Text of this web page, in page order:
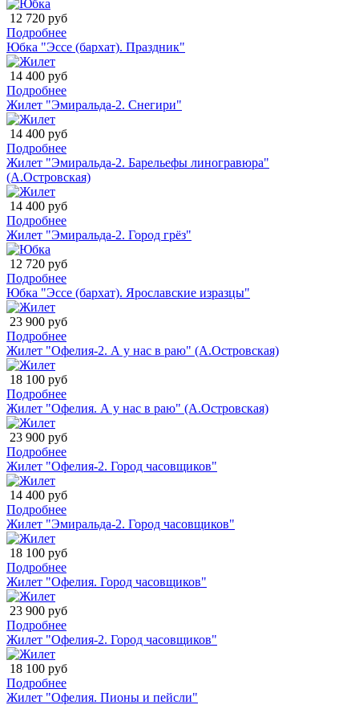
12 720 руб
Подробнее
Юбка "Эссе (бархат). Праздник"
14 400 руб
Подробнее
Жилет "Эмиральда-2. Снегири"
14 400 руб
Подробнее
Жилет "Эмиральда-2. Барельефы линогравюра"
(А.Островская)
14 400 руб
Подробнее
Жилет "Эмиральда-2. Город грёз"
12 720 руб
Подробнее
Юбка "Эссе (бархат). Ярославские изразцы"
23 900 руб
Подробнее
Жилет "Офелия-2. А у нас в раю" (А.Островская)
18 100 руб
Подробнее
Жилет "Офелия. А у нас в раю" (А.Островская)
23 900 руб
Подробнее
Жилет "Офелия-2. Город часовщиков"
14 400 руб
Подробнее
Жилет "Эмиральда-2. Город часовщиков"
18 100 руб
Подробнее
Жилет "Офелия. Город часовщиков"
23 900 руб
Подробнее
Жилет "Офелия-2. Город часовщиков"
18 100 руб
Подробнее
Жилет "Офелия. Пионы и пейсли"